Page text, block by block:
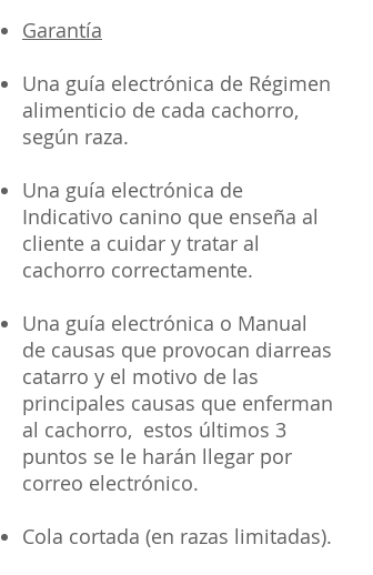
Garantía
Una guía electrónica de Régimen
alimenticio de cada cachorro,
según raza.
Una guía electrónica de
Indicativo canino que enseña al
cliente a cuidar y tratar al
cachorro correctamente.
Una guía electrónica o Manual
de causas que provocan diarreas
catarro y el motivo de las
principales causas que enferman
al cachorro, estos últimos 3
puntos se le harán llegar por
correo electrónico.
Cola cortada (en razas limitadas).